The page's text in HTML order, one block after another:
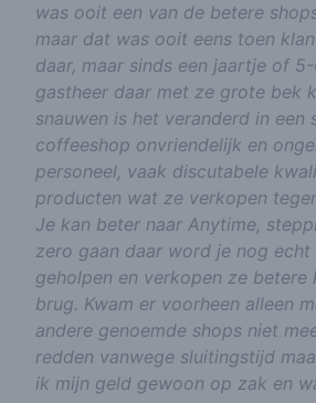
was ooit een van de betere
maar dat was ooit eens toen
daar, maar sinds een jaartje of
gastheer daar met ze grote bek
snauwen is het veranderd in een
coffeeshop onvriendelijk en
personeel, vaak discutabele
producten wat ze verkopen
Je kan beter naar Anytime,
zero gaan daar word je nog
geholpen en verkopen ze betere
brug. Kwam er voorheen alleen
andere genoemde shops niet
redden vanwege sluitingstijd
ik mijn geld gewoon op zak en